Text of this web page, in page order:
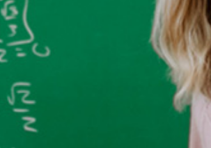
Carrière
Pour les entreprises